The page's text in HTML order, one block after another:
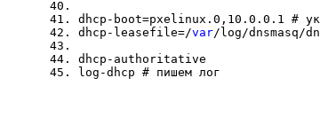
dhcp-boot=pxelinux.0,10.0.0.1 #
dhcp-leasefile=/var/log/dnsmasq/
dhcp-authoritative
log-dhcp # пишем лог